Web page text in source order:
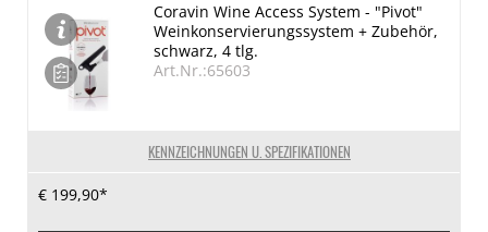
KENNZEICHNUNGEN U. SPEZIFIKATIONEN
Coravin Wine Access System - "Pivot"
Weinkonservierungssystem + Zubehör,
schwarz, 4 tlg.
Art.Nr.:65603
€ 199,90*